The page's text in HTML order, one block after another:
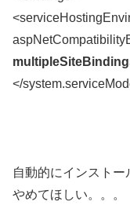
</
自動的にインスト
やめてほしい。。。